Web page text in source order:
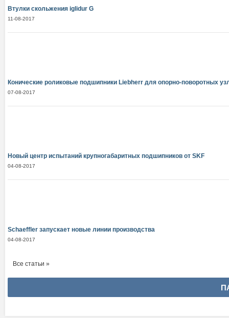
Втулки скольжения iglidur G
11-08-2017
Конические роликовые подшипники Liebherr для опорно-поворотных
07-08-2017
Новый центр испытаний крупногабаритных подшипников от SKF
04-08-2017
Schaeffler запускает новые линии производства
04-08-2017
Все статьи »